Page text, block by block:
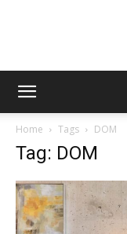
Home Tags DOM
Tag: DOM